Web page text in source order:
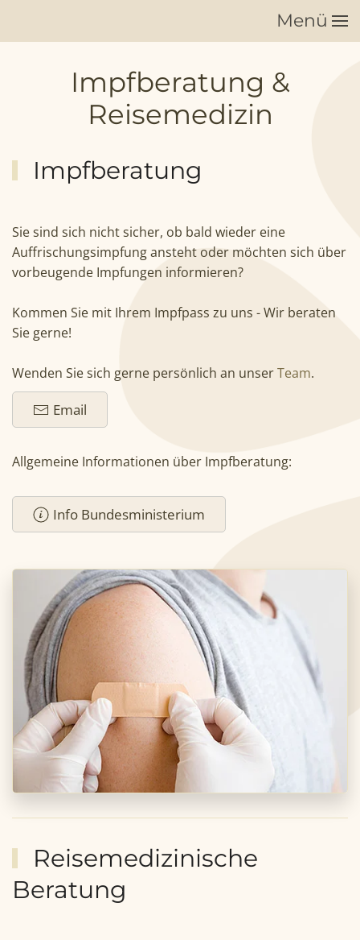
Zum Hauptinhalt springen
Menü
Impfberatung &
Reisemedizin
Impfberatung
Sie sind sich nicht sicher, ob bald wieder eine
Auffrischungsimpfung ansteht oder möchten sich über
vorbeugende Impfungen informieren?
Kommen Sie mit Ihrem Impfpass zu uns - Wir beraten
Sie gerne!
Wenden Sie sich gerne persönlich an unserTeam.
Email
Allgemeine Informationen über Impfberatung:
Info Bundesministerium
Reisemedizinische
Beratung